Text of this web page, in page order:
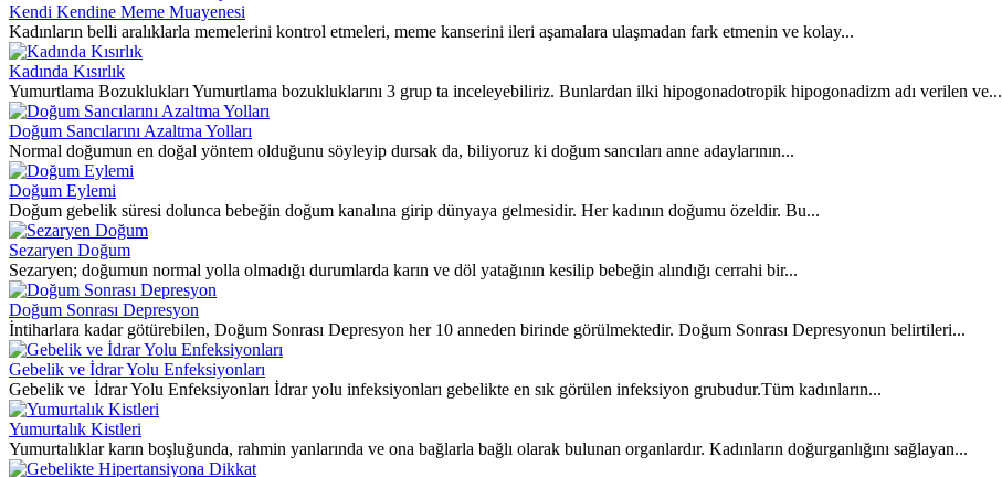
Kendi Kendine Meme Muayenesi
Kadınların belli aralıklarla memelerini kontrol etmeleri, meme kanserini ileri aşamalara ulaşmadan fark etmenin ve kolay...
Kadında Kısırlık
Yumurtlama Bozuklukları Yumurtlama bozukluklarını 3 grup ta inceleyebiliriz. Bunlardan ilki hipogonadotropik hipogonadizm adı verilen ve...
Doğum Sancılarını Azaltma Yolları
Normal doğumun en doğal yöntem olduğunu söyleyip dursak da, biliyoruz ki doğum sancıları anne adaylarının...
Doğum Eylemi
Doğum gebelik süresi dolunca bebeğin doğum kanalına girip dünyaya gelmesidir. Her kadının doğumu özeldir. Bu...
Sezaryen Doğum
Sezaryen; doğumun normal yolla olmadığı durumlarda karın ve döl yatağının kesilip bebeğin alındığı cerrahi bir...
Doğum Sonrası Depresyon
İntiharlara kadar götürebilen, Doğum Sonrası Depresyon her 10 anneden birinde görülmektedir. Doğum Sonrası Depresyonun belirtileri...
Gebelik ve İdrar Yolu Enfeksiyonları
Gebelik ve İdrar Yolu Enfeksiyonları İdrar yolu infeksiyonları gebelikte en sık görülen infeksiyon grubudur.Tüm kadınların...
Yumurtalık Kistleri
Yumurtalıklar karın boşluğunda, rahmin yanlarında ve ona bağlarla bağlı olarak bulunan organlardır. Kadınların doğurganlığını sağlayan...